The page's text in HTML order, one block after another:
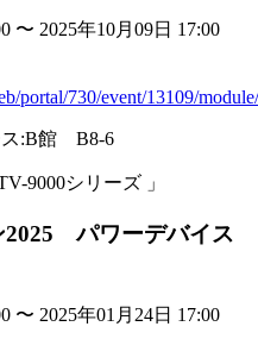
〜 2025年10月09日 17:00
portal/730/event/13109/
:B館 B8-6
9000シリーズ 」
2025 パワーデバイス
〜 2025年01月24日 17:00